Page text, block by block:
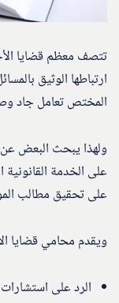
تتصف معظم قضايا
ارتباطها الوثيق
المختص تعامل جاد
ولهذا يبحث البعض
على الخدمة
على تحقيق مطالب
ويقدم محامي قضايا
الرد على